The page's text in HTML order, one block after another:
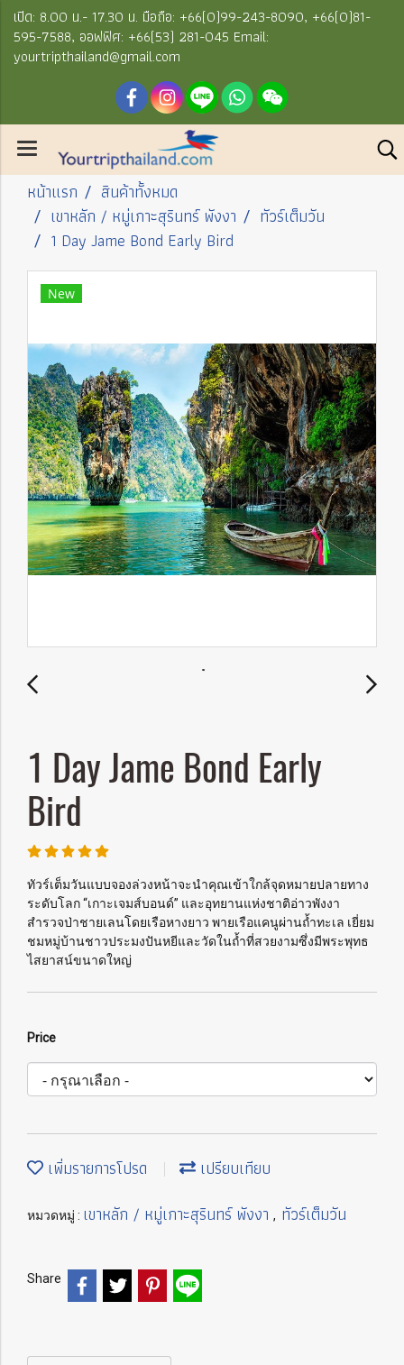
เปิด: 8.00 น.- 17.30 น. มือถือ: +66(0)99-243-8090, +66(0)81-
595-7588, ออฟฟิศ: +66(53) 281-045 Email:
yourtripthailand@gmail.com
หน้าแรก
สินค้าทั้งหมด
เขาหลัก / หมู่เกาะสุรินทร์ พังงา
ทัวร์เต็มวัน
1 Day Jame Bond Early Bird
New
1 Day Jame Bond Early
Bird
ทัวร์เต็มวันแบบจองล่วงหน้าจะนำคุณเข้าใกล้จุดหมายปลายทาง
ระดับโลก “เกาะเจมส์บอนด์” และอุทยานแห่งชาติอ่าวพังงา
สำรวจป่าชายเลนโดยเรือหางยาว พายเรือแคนูผ่านถ้ำทะเล เยี่ยม
ชมหมู่บ้านชาวประมงปันหยีและวัดในถ้ำที่สวยงามซึ่งมีพระพุทธ
ไสยาสน์ขนาดใหญ่
Price
เพิ่มรายการโปรด เปรียบเทียบ
หมวดหมู่ : เขาหลัก / หมู่เกาะสุรินทร์ พังงา , ทัวร์เต็มวัน
Share